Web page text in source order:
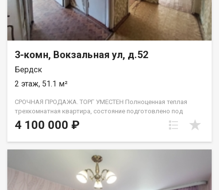
3-комн, Вокзальная ул, д.52
Бердск
2 этаж, 51.1 м²
СРОЧНАЯ ПРОДАЖА. ТОРГ УМЕСТЕН Полноценная теплая
трехкомнатная квартира, состояние подготовлено под
ремонт. Во всех комнатах заменены окна на качественные
пластиковые. Сан. узел раздельный, недавно заменена
что квартира угловая, она очень теплая. Имеется небольшая
гардеробная ниша, которая при необходимости может быть
убрана, сделав одну из комнат просторнее. прошу обратить
внимание в квартире нет балкона. Весьма удачное
расположении: практически во дворе располагается детский
4 100 000 ₽